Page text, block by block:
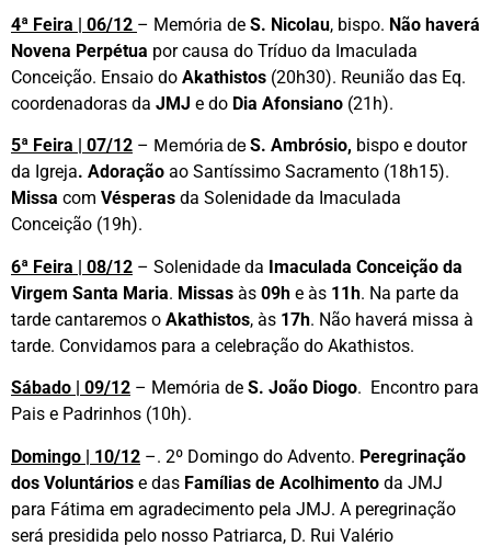
4ª Feira | 06/12 – Memória de S. Nicolau, bispo. Não haverá
Novena Perpétua por causa do Tríduo da Imaculada
Conceição. Ensaio do Akathistos (20h30). Reunião das Eq.
coordenadoras da JMJ e do Dia Afonsiano (21h).
5ª Feira | 07/12 – Memória deS. Ambrósio, bispo e doutor
da Igreja. Adoração ao Santíssimo Sacramento (18h15).
Missa com Vésperas da Solenidade da Imaculada
Conceição (19h).
6ª Feira | 08/12 – Solenidade da Imaculada Conceição da
Virgem Santa Maria. Missas às 09h e às 11h. Na parte da
tarde cantaremos o Akathistos, às 17h. Não haverá missa à
tarde. Convidamos para a celebração do Akathistos.
Sábado | 09/12 – Memória de S. João Diogo. Encontro para
Pais e Padrinhos (10h).
Domingo | 10/12 –. 2º Domingo do Advento. Peregrinação
dos Voluntários e das Famílias de Acolhimento da JMJ
para Fátima em agradecimento pela JMJ. A peregrinação
será presidida pelo nosso Patriarca, D. Rui Valério